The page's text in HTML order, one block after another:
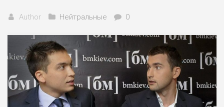
Author Нейтральные 0